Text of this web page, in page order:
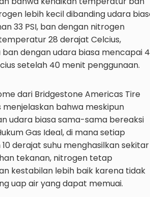
lebih kecil dibanding udara
33 PSI, ban dengan nitrogen
28 derajat Celcius,
dengan udara biasa mencapai
setelah 40 menit penggunaan.
dari Bridgestone Americas Tire
bahwa meskipun
udara biasa sama-sama bereaksi
Gas Ideal, di mana setiap
derajat suhu menghasilkan sekitar
tekanan, nitrogen tetap
kestabilan lebih baik karena tidak
uap air yang dapat memuai.